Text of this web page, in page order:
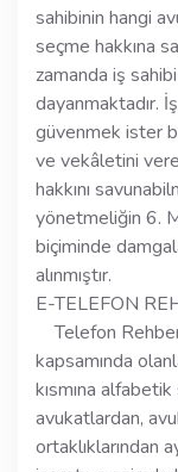
sahibinin hangi
seçme hakkına
zamanda iş
dayanmaktadır.
güvenmek ister
ve vekâletini
hakkını
yönetmeliğin 6.
biçiminde
alınmıştır.
E-TELEFON
Telefon
kapsamında
kısmına
avukatlardan,
ortaklıklarından